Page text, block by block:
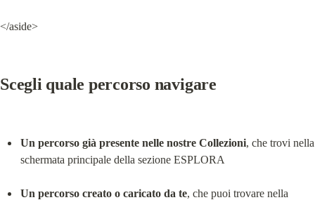
</aside>
Scegli quale percorso navigare
Un percorso già presente nelle nostre Collezioni, che trovi nella
schermata principale della sezione ESPLORA
Un percorso creato o caricato da te, che puoi trovare nella